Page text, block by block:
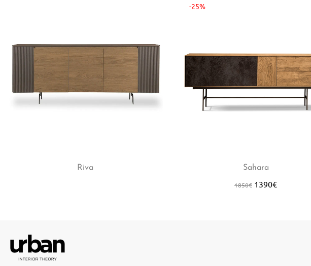
Riva
-25%
Sahara
1850€ 1390€